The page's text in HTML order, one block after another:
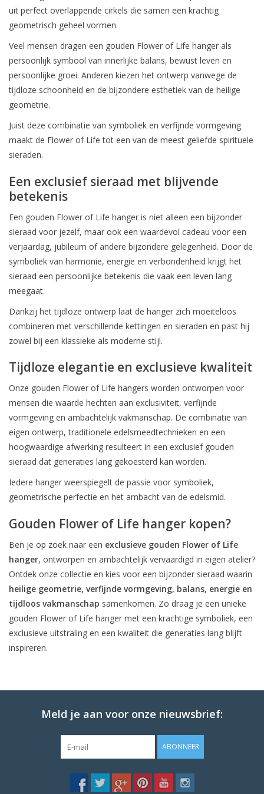
uit perfect overlappende cirkels die samen een krachtig
geometrisch geheel vormen.
Veel mensen dragen een gouden Flower of Life hanger als
persoonlijk symbool van innerlijke balans, bewust leven en
persoonlijke groei. Anderen kiezen het ontwerp vanwege de
tijdloze schoonheid en de bijzondere esthetiek van de heilige
geometrie.
Juist deze combinatie van symboliek en verfijnde vormgeving
maakt de Flower of Life tot een van de meest geliefde spirituele
sieraden.
Een exclusief sieraad met blijvende
betekenis
Een gouden Flower of Life hanger is niet alleen een bijzonder
sieraad voor jezelf, maar ook een waardevol cadeau voor een
verjaardag, jubileum of andere bijzondere gelegenheid. Door de
symboliek van harmonie, energie en verbondenheid krijgt het
sieraad een persoonlijke betekenis die vaak een leven lang
meegaat.
Dankzij het tijdloze ontwerp laat de hanger zich moeiteloos
combineren met verschillende kettingen en sieraden en past hij
zowel bij een klassieke als moderne stijl.
Tijdloze elegantie en exclusieve kwaliteit
Onze gouden Flower of Life hangers worden ontworpen voor
mensen die waarde hechten aan exclusiviteit, verfijnde
vormgeving en ambachtelijk vakmanschap. De combinatie van
eigen ontwerp, traditionele edelsmeedtechnieken en een
hoogwaardige afwerking resulteert in een exclusief gouden
sieraad dat generaties lang gekoesterd kan worden.
Iedere hanger weerspiegelt de passie voor symboliek,
geometrische perfectie en het ambacht van de edelsmid.
Gouden Flower of Life hanger kopen?
Ben je op zoek naar een exclusieve gouden Flower of Life
hanger, ontworpen en ambachtelijk vervaardigd in eigen atelier?
Ontdek onze collectie en kies voor een bijzonder sieraad waarin
heilige geometrie, verfijnde vormgeving, balans, energie en
tijdloos vakmanschap samenkomen. Zo draag je een unieke
gouden Flower of Life hanger met een krachtige symboliek, een
exclusieve uitstraling en een kwaliteit die generaties lang blijft
inspireren.
Meld je aan voor onze nieuwsbrief:
ABONNEER